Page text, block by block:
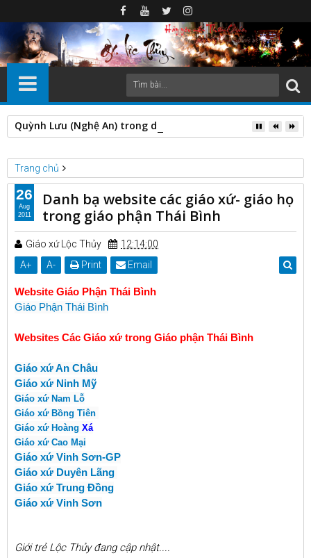
Quỳnh Lưu (Nghệ An) trong dòng chảy lịch sử: biến động
Trang chủ
Danh bạ website các giáo xứ - giáo họ việt nam
Danh bạ website các giáo xứ- giáo họ trong giáo phận Thái Bình
Danh bạ website các giáo xứ- giáo họ
trong giáo phận Thái Bình
Giáo xứ Lộc Thủy
12:14:00
A+ A- Print Email
Website Giáo Phận Thái Bình
Giáo Phận Thái Bình
Websites Các Giáo xứ trong Giáo phận Thái Bình
Giáo xứ An Châu
Giáo xứ Ninh Mỹ
Giáo xứ Nam Lỗ
Giáo xứ Bồng Tiên
Giáo xứ Hoàng Xá
Giáo xứ Cao Mại
Giáo xứ Vinh Sơn-GP
Giáo xứ Duyên Lãng
Giáo xứ Trung Đồng
Giáo xứ Vinh Sơn
Giới trẻ Lộc Thủy đang cập nhật....
26
Aug
2011